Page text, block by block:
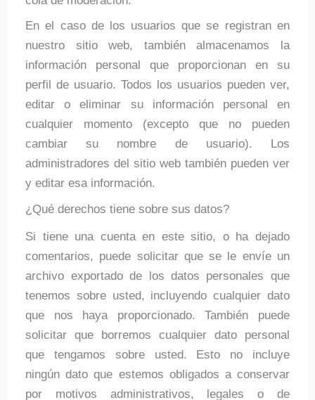
En el caso de los usuarios que se registran en
nuestro sitio web, también almacenamos la
información personal que proporcionan en su
perfil de usuario. Todos los usuarios pueden ver,
editar o eliminar su información personal en
cualquier momento (excepto que no pueden
cambiar su nombre de usuario). Los
administradores del sitio web también pueden ver
y editar esa información.
¿Qué derechos tiene sobre sus datos?
Si tiene una cuenta en este sitio, o ha dejado
comentarios, puede solicitar que se le envíe un
archivo exportado de los datos personales que
tenemos sobre usted, incluyendo cualquier dato
que nos haya proporcionado. También puede
solicitar que borremos cualquier dato personal
que tengamos sobre usted. Esto no incluye
ningún dato que estemos obligados a conservar
por motivos administrativos, legales o de